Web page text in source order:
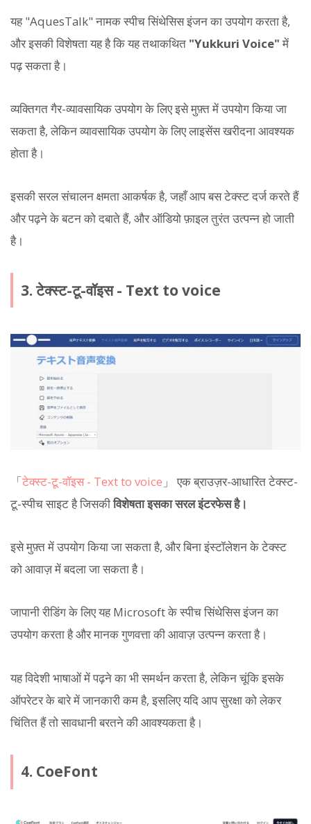
यह "AquesTalk" नामक स्पीच सिंथेसिस इंजन का उपयोग करता है,
और इसकी विशेषता यह है कि यह तथाकथित "Yukkuri Voice"में
पढ़ सकता है।
व्यक्तिगत गैर-व्यावसायिक उपयोग के लिए इसे मुफ़्त में उपयोग किया जा
सकता है, लेकिन व्यावसायिक उपयोग के लिए लाइसेंस खरीदना आवश्यक
होता है।
इसकी सरल संचालन क्षमता आकर्षक है, जहाँ आप बस टेक्स्ट दर्ज करते हैं
और पढ़ने के बटन को दबाते हैं, और ऑडियो फ़ाइल तुरंत उत्पन्न हो जाती
है।
3. टेक्स्ट-टू-वॉइस - Text to voice
「टेक्स्ट-टू-वॉइस - Text to voice 」 एक ब्राउज़र-आधारित टेक्स्ट-
टू-स्पीच साइट है जिसकीविशेषता इसका सरल इंटरफेस है।
इसे मुफ़्त में उपयोग किया जा सकता है, और बिना इंस्टॉलेशन के टेक्स्ट
को आवाज़ में बदला जा सकता है।
जापानी रीडिंग के लिए यह Microsoft के स्पीच सिंथेसिस इंजन का
उपयोग करता है और मानक गुणवत्ता की आवाज़ उत्पन्न करता है।
यह विदेशी भाषाओं में पढ़ने का भी समर्थन करता है, लेकिन चूंकि इसके
ऑपरेटर के बारे में जानकारी कम है, इसलिए यदि आप सुरक्षा को लेकर
चिंतित हैं तो सावधानी बरतने की आवश्यकता है।
4. CoeFont